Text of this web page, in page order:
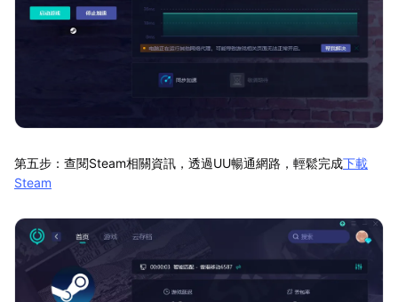
第五步：查閱Steam相關資訊，透過UU暢通網路，輕鬆完成下載
Steam